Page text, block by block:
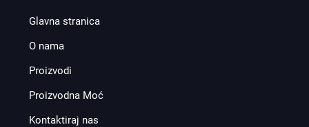
Glavna stranica
O nama
Proizvodi
Proizvodna Moć
Kontaktiraj nas